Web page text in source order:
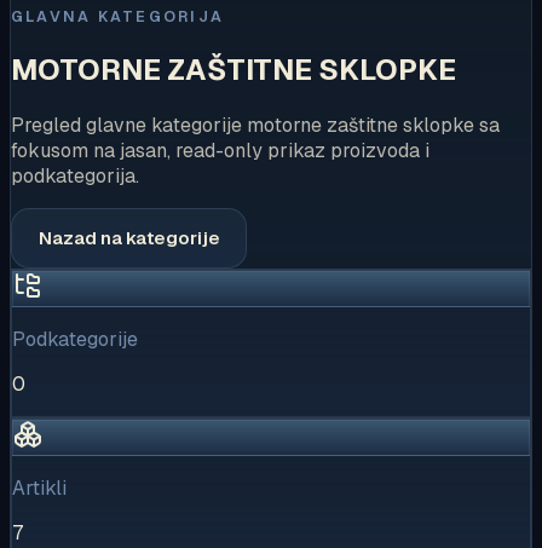
GLAVNA KATEGORIJA
MOTORNE ZAŠTITNE SKLOPKE
Pregled glavne kategorije motorne zaštitne sklopke sa
fokusom na jasan, read-only prikaz proizvoda i
podkategorija.
Nazad na kategorije
Podkategorije
0
Artikli
7